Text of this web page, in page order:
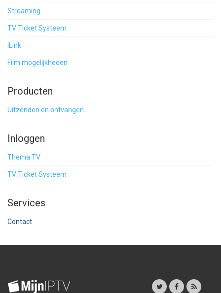
Streaming
TV Ticket Systeem
iLink
Film mogelijkheden
Producten
Uitzenden en ontvangen
Inloggen
Thema TV
TV Ticket Systeem
Services
Contact